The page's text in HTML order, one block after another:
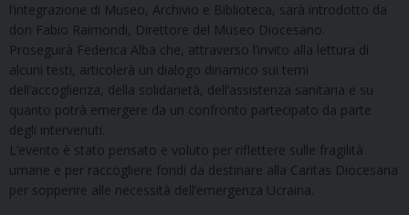
l’integrazione di Museo, Archivio e Biblioteca, sarà introdotto da
don Fabio Raimondi, Direttore del Museo Diocesano.
Proseguirà Federica Alba che, attraverso l’invito alla lettura di
alcuni testi, articolerà un dialogo dinamico sui temi
dell’accoglienza, della solidarietà, dell’assistenza sanitaria e su
quanto potrà emergere da un confronto partecipato da parte
degli intervenuti.
L’evento è stato pensato e voluto per riflettere sulle fragilità
umane e per raccogliere fondi da destinare alla Caritas Diocesana
per sopperire alle necessità dell’emergenza Ucraina.